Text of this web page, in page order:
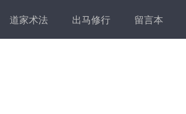
道家术法 出马修行 留言本